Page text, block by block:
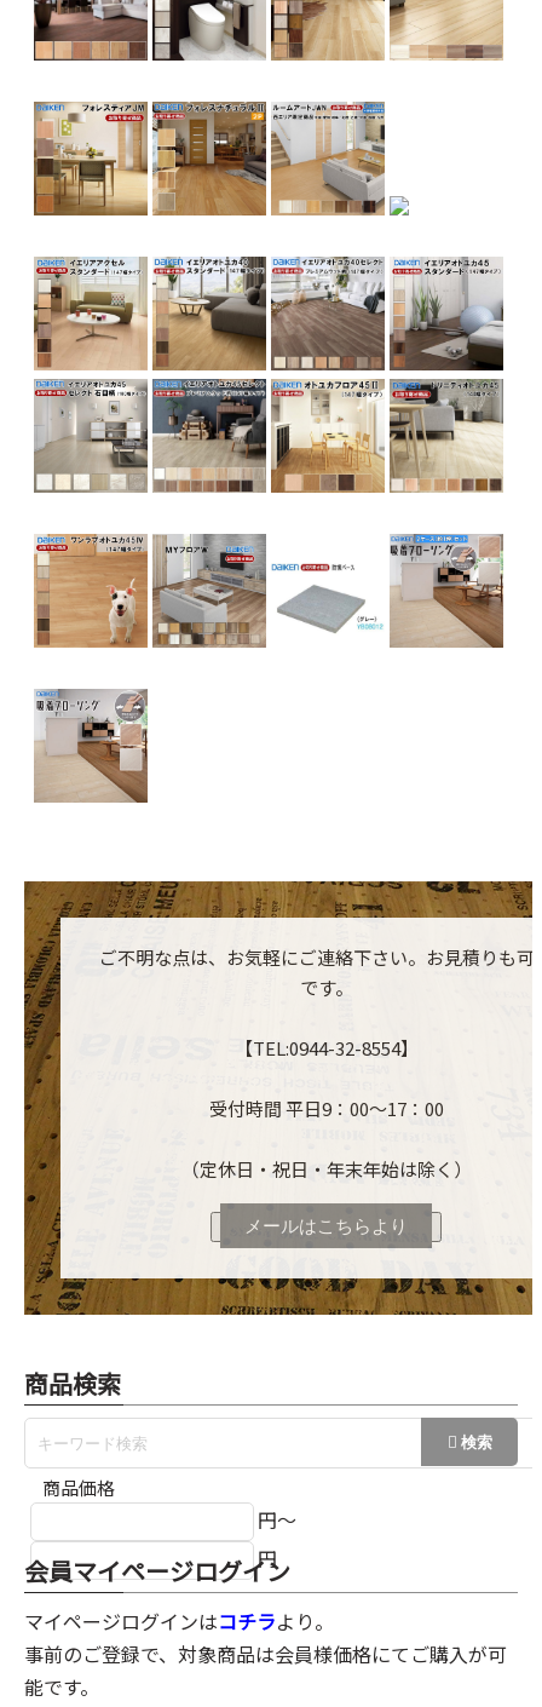
ご不明な点は、お気軽にご連絡下さい。お見積りも可
です。
【TEL:0944-32-8554】
受付時間 平日9：00～17：00
（定休日・祝日・年末年始は除く）
メールはこちらより
商品検索
商品価格
円～
円
会員マイページログイン
マイページログインはコチラより。
事前のご登録で、対象商品は会員様価格にてご購入が可
能です。